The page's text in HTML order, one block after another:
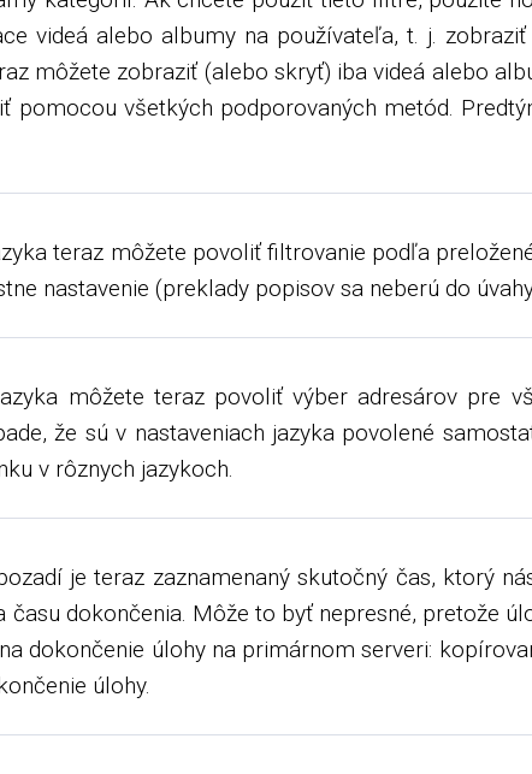
videá alebo albumy na používateľa, t. j.
môžete zobraziť (alebo skryť) iba videá alebo
pomocou všetkých podporovaných metód.
teraz môžete povoliť filtrovanie podľa
nastavenie (preklady popisov sa neberú do
môžete teraz povoliť výber adresárov pre
že sú v nastaveniach jazyka povolené
v rôznych jazykoch.
je teraz zaznamenaný skutočný čas, ktorý
času dokončenia. Môže to byť nepresné, pretože
dokončenie úlohy na primárnom serveri:
úlohy.